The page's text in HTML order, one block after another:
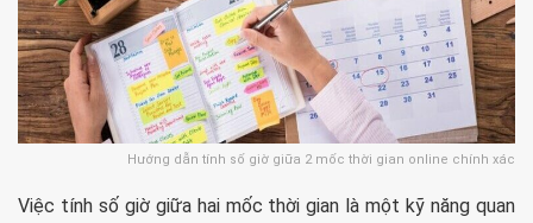
Hướng dẫn tính số giờ giữa 2 mốc thời gian online chính xác
Việc tính số giờ giữa hai mốc thời gian là một kỹ năng quan